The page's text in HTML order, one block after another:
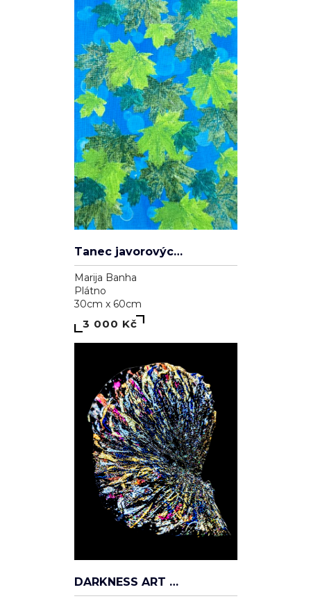
Tanec javorových listů
Marija Banha
Plátno
30cm x 60cm
3 000 Kč
DARKNESS ART CAP — VANITAS ÉTERNELLE